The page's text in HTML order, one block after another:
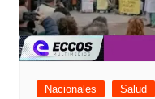
Nacionales Salud